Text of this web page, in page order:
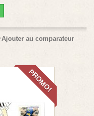
Ajouter au comparateur
PROMO!